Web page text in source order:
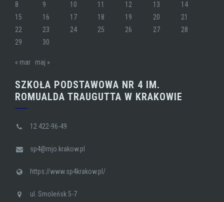
8
9 10 11 12 13
14
15
16 17 18 19 20
21
22
23 24 25 26 27
28
29
30
« mar maj »
SZKOŁA PODSTAWOWA NR 4 IM.
ROMUALDA TRAUGUTTA W KRAKOWIE
12 422-96-49
sp4@mjo.krakow.pl
https://www.sp4krakow.pl/
ul. Smoleńsk 5-7